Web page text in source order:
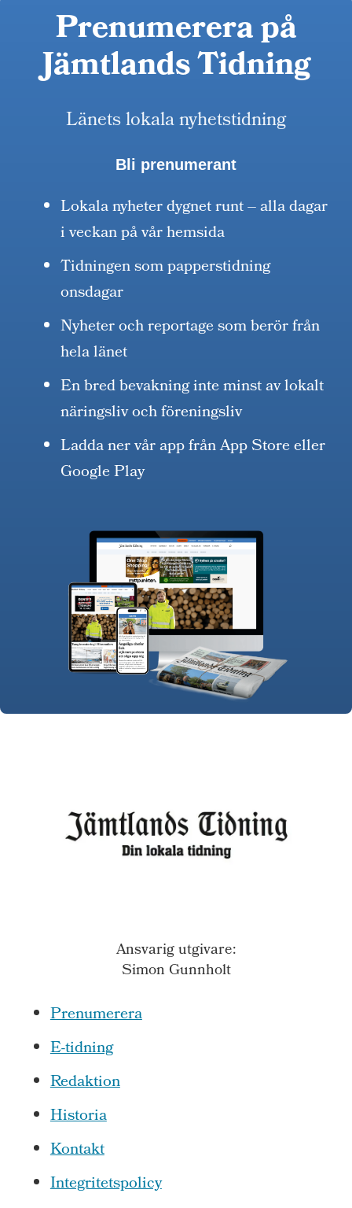
Prenumerera på
Jämtlands Tidning
Länets lokala nyhetstidning
Bli prenumerant
Lokala nyheter dygnet runt – alla dagar
i veckan på vår hemsida
Tidningen som papperstidning
onsdagar
Nyheter och reportage som berör från
hela länet
En bred bevakning inte minst av lokalt
näringsliv och föreningsliv
Ladda ner vår app från App Store eller
Google Play
Ansvarig utgivare:
Simon Gunnholt
Prenumerera
E-tidning
Redaktion
Historia
Kontakt
Integritetspolicy